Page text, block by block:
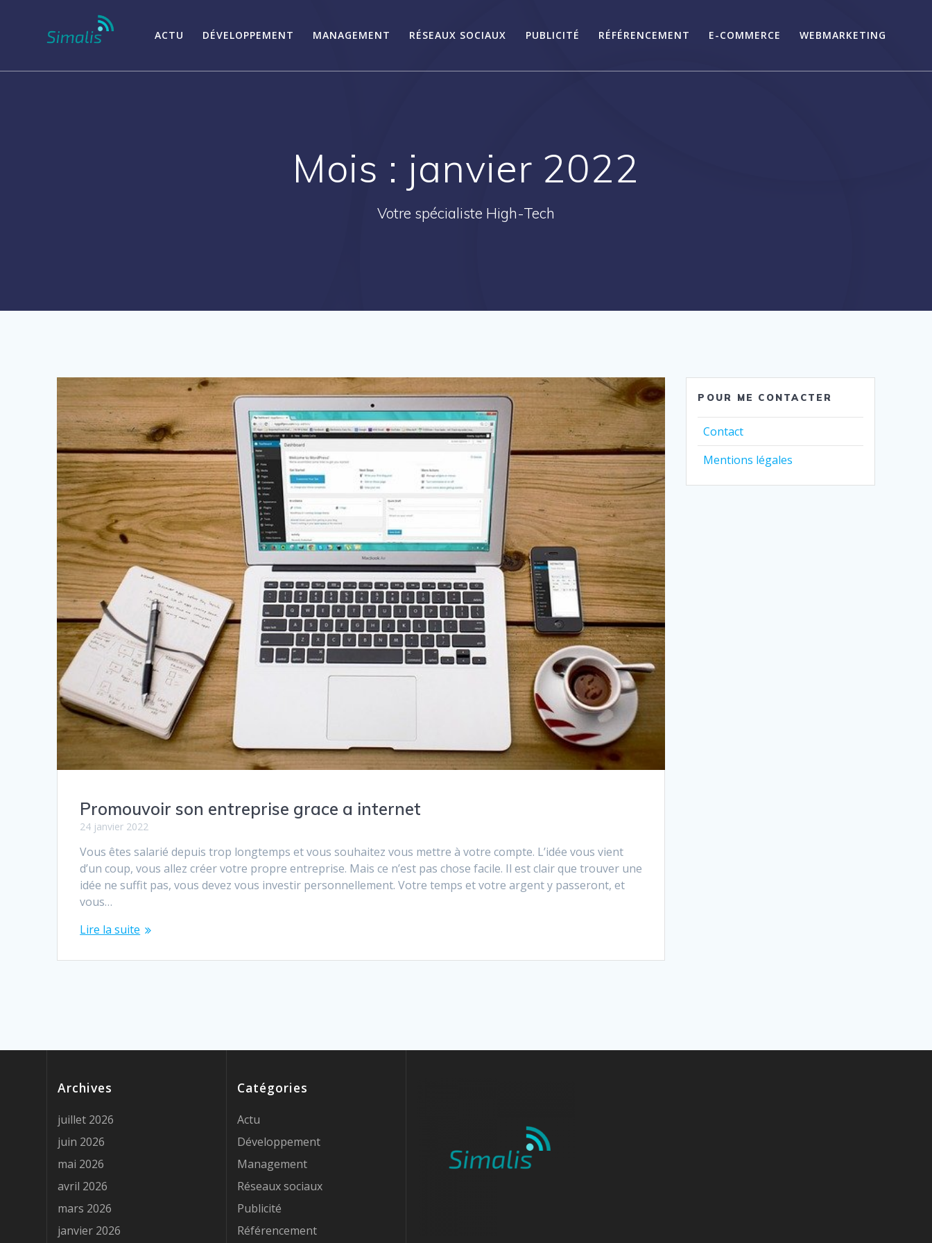
ACTU DÉVELOPPEMENT MANAGEMENT RÉSEAUX SOCIAUX PUBLICITÉ RÉFÉRENCEMENT E-COMMERCE WEBMARKETING
Mois : janvier 2022
Votre spécialiste High-Tech
Promouvoir son entreprise grace a internet
24 janvier 2022
Vous êtes salarié depuis trop longtemps et vous souhaitez vous mettre à votre compte. L’idée vous vient
d’un coup, vous allez créer votre propre entreprise. Mais ce n’est pas chose facile. Il est clair que trouver une
idée ne suffit pas, vous devez vous investir personnellement. Votre temps et votre argent y passeront, et
vous…
Lire la suite
POUR ME CONTACTER
Contact
Mentions légales
Archives
juillet 2026
juin 2026
mai 2026
avril 2026
mars 2026
janvier 2026
Catégories
Actu
Développement
Management
Réseaux sociaux
Publicité
Référencement